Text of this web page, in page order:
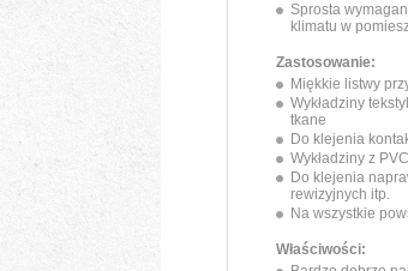
Sprosta
klimatu w
Zastosowanie:
Miękkie listwy
Wykładziny
tkane
Do klejenia
Wykładziny z
Do klejenia
rewizyjnych itp.
Na wszystkie
Właściwości: